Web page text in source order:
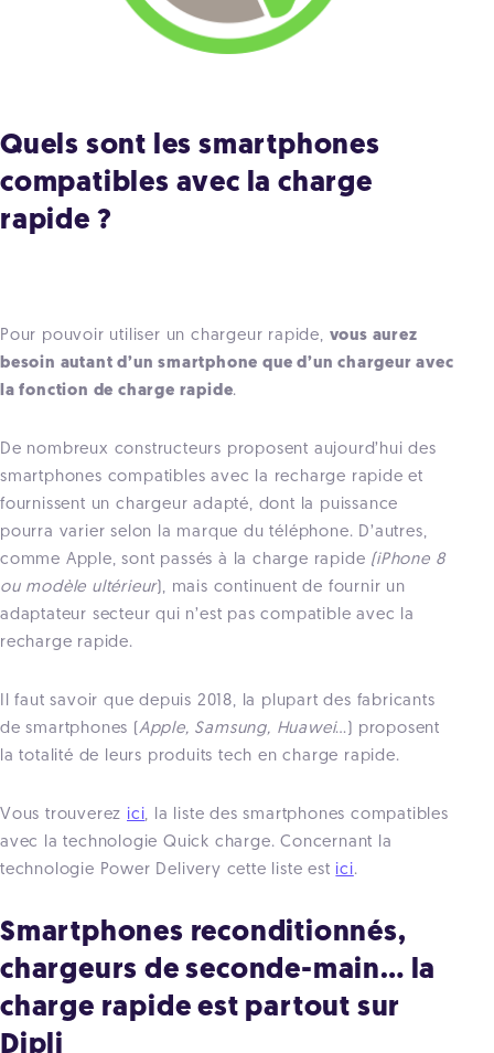
Quels sont les smartphones
compatibles avec la charge
rapide ?
Pour pouvoir utiliser un chargeur rapide, vous aurez
besoin autant d’un smartphone que d’un chargeur avec
la fonction de charge rapide.
De nombreux constructeurs proposent aujourd’hui des
smartphones compatibles avec la recharge rapide et
fournissent un chargeur adapté, dont la puissance
pourra varier selon la marque du téléphone. D’autres,
comme Apple, sont passés à la charge rapide (iPhone 8
ou modèle ultérieur), mais continuent de fournir un
adaptateur secteur qui n’est pas compatible avec la
recharge rapide.
Il faut savoir que depuis 2018, la plupart des fabricants
de smartphones (Apple, Samsung, Huawei…) proposent
la totalité de leurs produits tech en charge rapide.
Vous trouverez ici, la liste des smartphones compatibles
avec la technologie Quick charge. Concernant la
technologie Power Delivery cette liste est ici.
Smartphones reconditionnés,
chargeurs de seconde-main… la
charge rapide est partout sur
Dipli